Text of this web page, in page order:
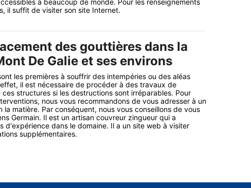
à beaucoup de monde. Pour les renseignements
il suffit de visiter son site Internet.
des gouttières dans la
De Galie et ses environs
les premières à souffrir des intempéries ou des aléas
il est nécessaire de procéder à des travaux de
structures si les destructions sont irréparables. Pour
nous vous recommandons de vous adresser à un
la matière. Par conséquent, nous vous conseillons de vous
Germain. Il est un artisan couvreur zingueur qui a
d'expérience dans le domaine. Il a un site web à visiter
supplémentaires.